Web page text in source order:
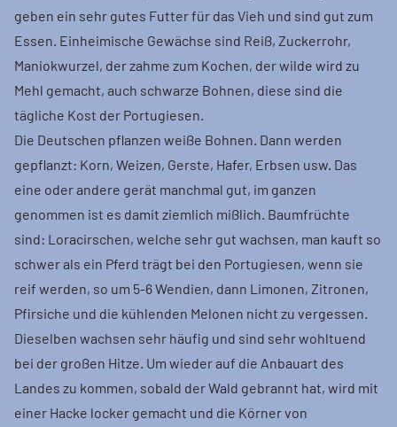
geben ein sehr gutes Futter für das Vieh und sind gut zum
Essen. Einheimische Gewächse sind Reiß, Zuckerrohr,
Maniokwurzel, der zahme zum Kochen, der wilde wird zu
Mehl gemacht, auch schwarze Bohnen, diese sind die
tägliche Kost der Portugiesen.
Die Deutschen pflanzen weiße Bohnen. Dann werden
gepflanzt: Korn, Weizen, Gerste, Hafer, Erbsen usw. Das
eine oder andere gerät manchmal gut, im ganzen
genommen ist es damit ziemlich mißlich. Baumfrüchte
sind: Loracirschen, welche sehr gut wachsen, man kauft so
schwer als ein Pferd trägt bei den Portugiesen, wenn sie
reif werden, so um 5-6 Wendien, dann Limonen, Zitronen,
Pfirsiche und die kühlenden Melonen nicht zu vergessen.
Dieselben wachsen sehr häufig und sind sehr wohltuend
bei der großen Hitze. Um wieder auf die Anbauart des
Landes zu kommen, sobald der Wald gebrannt hat, wird mit
einer Hacke locker gemacht und die Körner von